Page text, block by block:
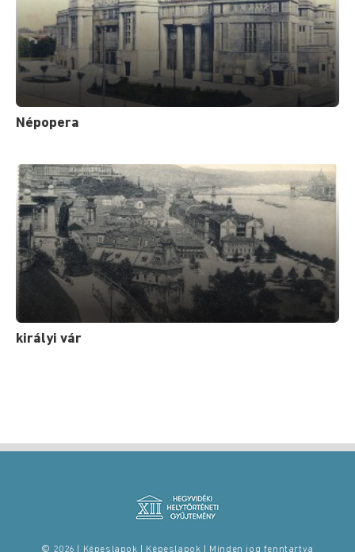
Népopera
királyi vár
© 2026 | Képeslapok | Képeslapok | Minden jog fenntartva